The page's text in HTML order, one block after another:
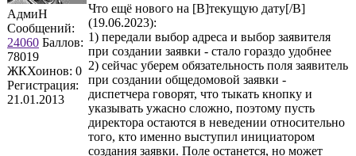
АдмиН
Сообщений:
24060 Баллов:
78019
ЖКХоинов: 0
Регистрация:
21.01.2013
Что ещё нового на [B]текущую дату[/B]
(19.06.2023):
1) передали выбор адреса и выбор заявителя
при создании заявки - стало гораздо удобнее
2) сейчас уберем обязательность поля заявитель
при создании общедомовой заявки -
диспетчера говорят, что тыкать кнопку и
указывать ужасно сложно, поэтому пусть
директора остаются в неведении относительно
того, кто именно выступил инициатором
создания заявки. Поле останется, но может